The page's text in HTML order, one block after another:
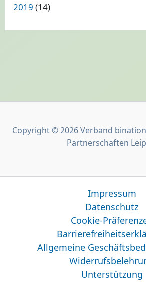
2019 (14)
Copyright © 2026 Verband
Partnerschaften
Impressum
Datenschutz
Cookie-
Allgemeine
Unterstützung